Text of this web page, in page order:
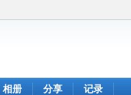
相册 分享 记录